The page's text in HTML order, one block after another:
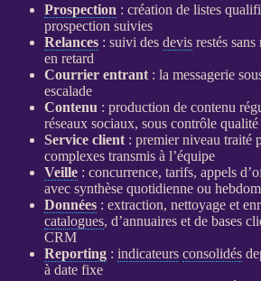
Prospection : création de listes
prospection suivies
Relances: suivi des devisrestés sans
en retard
Courrier entrant: la messagerie
escalade
Contenu : production de contenu
réseaux sociaux, sous contrôle qualité
Service client: premier niveau traité
complexes transmis à l’équipe
Veille: concurrence, tarifs, appels
avec synthèse quotidienne ou
Données: extraction, nettoyage et
catalogues, d’annuaires et de bases
CRM
Reporting: indicateurs consolidés
à date fixe